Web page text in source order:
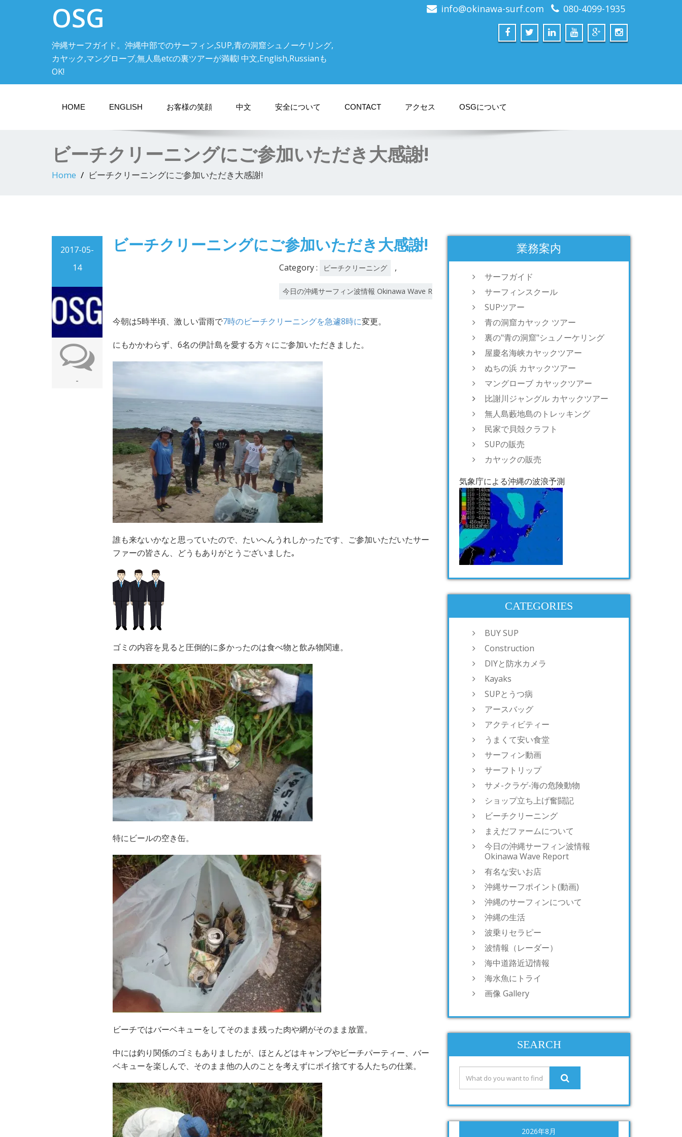
OSG
沖縄サーフガイド。沖縄中部でのサーフィン,SUP,青の洞窟シュノーケリング,
カヤック,マングローブ,無人島etcの裏ツアーが満載! 中文,English,Russianも
OK!
info@okinawa-surf.com 080-4099-1935
HOME ENGLISH お客様の笑顔 中文 安全について CONTACT アクセス OSGについて
ビーチクリーニングにご参加いただき大感謝!
Home ビーチクリーニングにご参加いただき大感謝!
2017-05-
14
-
ビーチクリーニングにご参加いただき大感謝!
Category : ビーチクリーニング ,
今日の沖縄サーフィン波情報 Okinawa Wave Report
今朝は5時半頃、激しい雷雨で7時のビーチクリーニングを急遽8時に変更。
にもかかわらず、6名の伊計島を愛する方々にご参加いただきました。
誰も来ないかなと思っていたので、たいへんうれしかったです、ご参加いただいたサー
ファーの皆さん、どうもありがとうございました｡
ゴミの内容を見ると圧倒的に多かったのは食べ物と飲み物関連。
特にビールの空き缶。
ビーチではバーベキューをしてそのまま残った肉や網がそのまま放置。
中には釣り関係のゴミもありましたが、ほとんどはキャンプやビーチパーティー、バー
ベキューを楽しんで、そのまま他の人のことを考えずにポイ捨てする人たちの仕業。
業務案内
サーフガイド
サーフィンスクール
SUPツアー
青の洞窟カヤック ツアー
裏の"青の洞窟"シュノーケリング
屋慶名海峡カヤックツアー
ぬちの浜 カヤックツアー
マングローブ カヤックツアー
比謝川ジャングル カヤックツアー
無人島藪地島のトレッキング
民家で貝殻クラフト
SUPの販売
カヤックの販売
気象庁による沖縄の波浪予測
CATEGORIES
BUY SUP
Construction
DIYと防水カメラ
Kayaks
SUPとうつ病
アースバッグ
アクティビティー
うまくて安い食堂
サーフィン動画
サーフトリップ
サメ-クラゲ-海の危険動物
ショップ立ち上げ奮闘記
ビーチクリーニング
まえだファームについて
今日の沖縄サーフィン波情報
Okinawa Wave Report
有名な安いお店
沖縄サーフポイント(動画)
沖縄のサーフィンについて
沖縄の生活
波乗りセラピー
波情報（レーダー）
海中道路近辺情報
海水魚にトライ
画像 Gallery
SEARCH
2026年8月